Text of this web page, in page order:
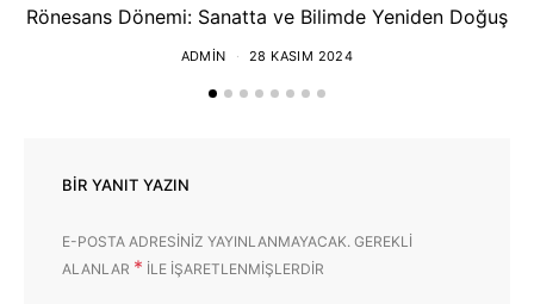
Rönesans Dönemi: Sanatta ve Bilimde Yeniden Doğuş
ADMIN 28 KASIM 2024
BIR YANIT YAZIN
E-POSTA ADRESINIZ YAYINLANMAYACAK. GEREKLI
ALANLAR * ILE IŞARETLENMIŞLERDIR